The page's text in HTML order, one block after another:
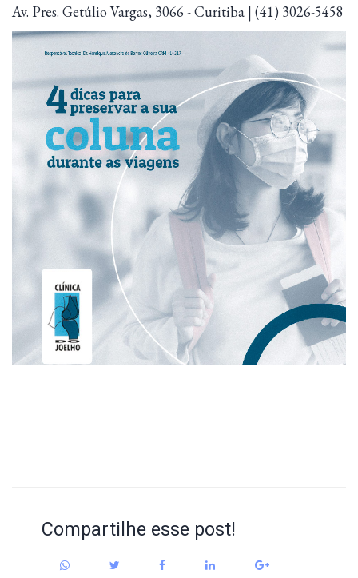
Av. Pres. Getúlio Vargas, 3066 - Curitiba | (41) 3026-5458
Compartilhe esse post!